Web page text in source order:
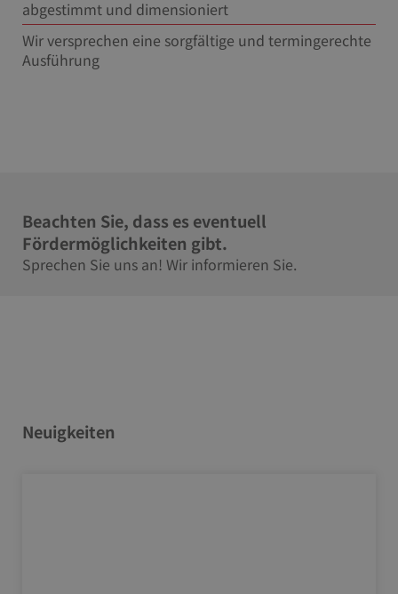
abgestimmt und dimensioniert
Wir versprechen eine sorgfältige und termingerechte
Ausführung
Beachten Sie, dass es eventuell
Fördermöglichkeiten gibt.
Sprechen Sie uns an! Wir informieren Sie.​
Neuigkeiten